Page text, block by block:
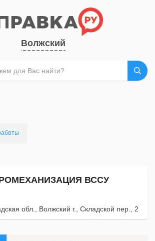
Волжский
ВССУ
обл., Волжский г., Складской пер., 2